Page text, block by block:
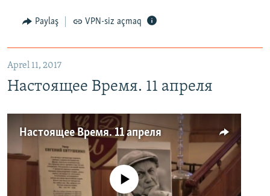
Paylaş VPN-siz açmaq
Aprel 11, 2017
Настоящее Время. 11 апреля
Настоящее Время. 11 апреля
No media source currently available